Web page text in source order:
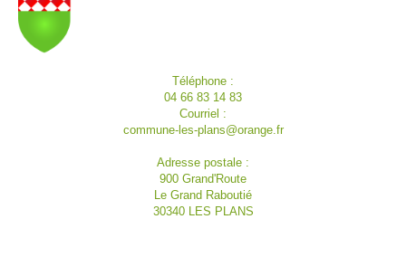
Téléphone :
04 66 83 14 83
Courriel :
commune-les-plans@orange.fr
Adresse postale :
900 Grand'Route
Le Grand Raboutié
30340 LES PLANS